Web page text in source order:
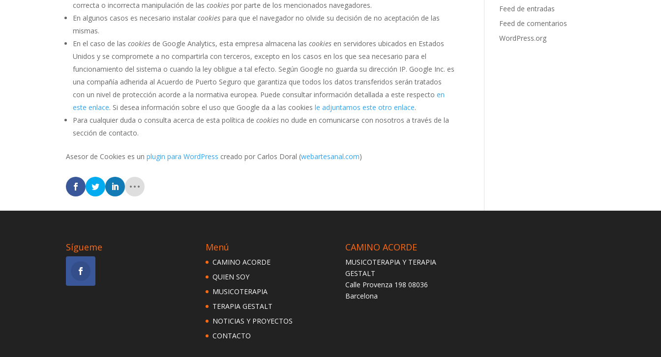
correcta o incorrecta manipulación de lascookies por parte de los mencionados navegadores.
En algunos casos es necesario instalarcookies para que el navegador no olvide su decisión de no aceptación de las
mismas.
En el caso de lascookies de Google Analytics, esta empresa almacena lascookies en servidores ubicados en Estados
Unidos y se compromete a no compartirla con terceros, excepto en los casos en los que sea necesario para el
funcionamiento del sistema o cuando la ley obligue a tal efecto. Según Google no guarda su dirección IP. Google Inc. es
una compañía adherida al Acuerdo de Puerto Seguro que garantiza que todos los datos transferidos serán tratados
con un nivel de protección acorde a la normativa europea. Puede consultar información detallada a este respectoen
este enlace. Si desea información sobre el uso que Google da a las cookiesle adjuntamos este otro enlace.
Para cualquier duda o consulta acerca de esta política decookies no dude en comunicarse con nosotros a través de la
sección de contacto.
Asesor de Cookies es unplugin para WordPress creado por Carlos Doral (webartesanal.com)
Feed de entradas
Feed de comentarios
WordPress.org
Sígueme Menú
CAMINO ACORDE
QUIEN SOY
MUSICOTERAPIA
TERAPIA GESTALT
NOTICIAS Y PROYECTOS
CONTACTO
CAMINO ACORDE
MUSICOTERAPIA Y TERAPIA
GESTALT
Calle Provenza 198 08036
Barcelona